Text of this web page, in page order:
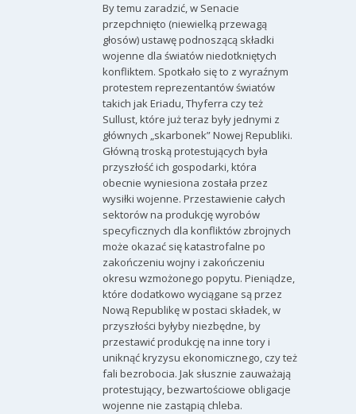
By temu zaradzić, w Senacie
przepchnięto (niewielką przewagą
głosów) ustawę podnoszącą składki
wojenne dla światów niedotkniętych
konfliktem. Spotkało się to z wyraźnym
protestem reprezentantów światów
takich jak Eriadu, Thyferra czy też
Sullust, które już teraz były jednymi z
głównych „skarbonek” Nowej Republiki.
Główną troską protestujących była
przyszłość ich gospodarki, która
obecnie wyniesiona została przez
wysiłki wojenne. Przestawienie całych
sektorów na produkcję wyrobów
specyficznych dla konfliktów zbrojnych
może okazać się katastrofalne po
zakończeniu wojny i zakończeniu
okresu wzmożonego popytu. Pieniądze,
które dodatkowo wyciągane są przez
Nową Republikę w postaci składek, w
przyszłości byłyby niezbędne, by
przestawić produkcję na inne tory i
uniknąć kryzysu ekonomicznego, czy też
fali bezrobocia. Jak słusznie zauważają
protestujący, bezwartościowe obligacje
wojenne nie zastąpią chleba.